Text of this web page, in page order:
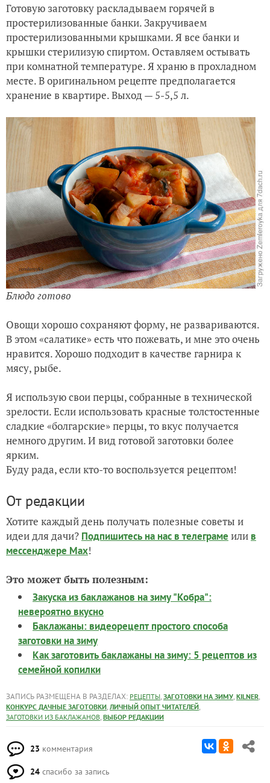
Готовую заготовку раскладываем горячей в
простерилизованные банки. Закручиваем
простерилизованными крышками. Я все банки и
крышки стерилизую спиртом. Оставляем остывать
при комнатной температуре. Я храню в прохладном
месте. В оригинальном рецепте предполагается
хранение в квартире. Выход — 5-5,5 л.
Блюдо готово
Овощи хорошо сохраняют форму, не развариваются.
В этом «салатике» есть что пожевать, и мне это очень
нравится. Хорошо подходит в качестве гарнира к
мясу, рыбе.
Я использую свои перцы, собранные в технической
зрелости. Если использовать красные толстостенные
сладкие «болгарские» перцы, то вкус получается
немного другим. И вид готовой заготовки более
ярким.
Буду рада, если кто-то воспользуется рецептом!
От редакции
Хотите каждый день получать полезные советы и
идеи для дачи? Подпишитесь на нас в телеграме или в
мессенджере Max!
Это может быть полезным:
Закуска из баклажанов на зиму "Кобра":
невероятно вкусно
Баклажаны: видеорецепт простого способа
заготовки на зиму
Как заготовить баклажаны на зиму: 5 рецептов из
семейной копилки
ЗАПИСЬ РАЗМЕЩЕНА В РАЗДЕЛАХ: РЕЦЕПТЫ, ЗАГОТОВКИ НА ЗИМУ, KILNER,
КОНКУРС ДАЧНЫЕ ЗАГОТОВКИ, ЛИЧНЫЙ ОПЫТ ЧИТАТЕЛЕЙ,
ЗАГОТОВКИ ИЗ БАКЛАЖАНОВ, ВЫБОР РЕДАКЦИИ
23 комментария
24 спасибо за запись